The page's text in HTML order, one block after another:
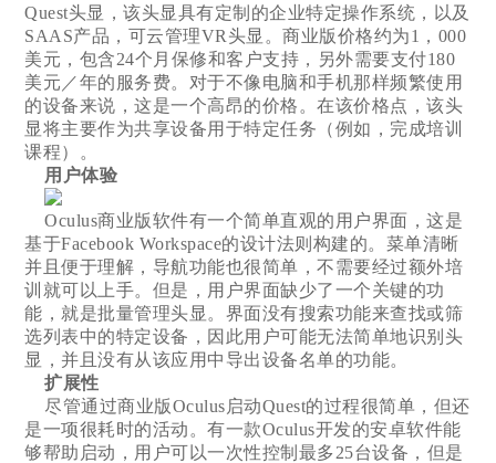
Quest头显，该头显具有定制的企业特定操作系统，以及
SAAS产品，可云管理VR头显。商业版价格约为1，000
美元，包含24个月保修和客户支持，另外需要支付180
美元／年的服务费。对于不像电脑和手机那样频繁使用
的设备来说，这是一个高昂的价格。在该价格点，该头
显将主要作为共享设备用于特定任务（例如，完成培训
课程）。
用户体验
Oculus商业版软件有一个简单直观的用户界面，这是
基于Facebook Workspace的设计法则构建的。菜单清晰
并且便于理解，导航功能也很简单，不需要经过额外培
训就可以上手。但是，用户界面缺少了一个关键的功
能，就是批量管理头显。界面没有搜索功能来查找或筛
选列表中的特定设备，因此用户可能无法简单地识别头
显，并且没有从该应用中导出设备名单的功能。
扩展性
尽管通过商业版Oculus启动Quest的过程很简单，但还
是一项很耗时的活动。有一款Oculus开发的安卓软件能
够帮助启动，用户可以一次性控制最多25台设备，但是